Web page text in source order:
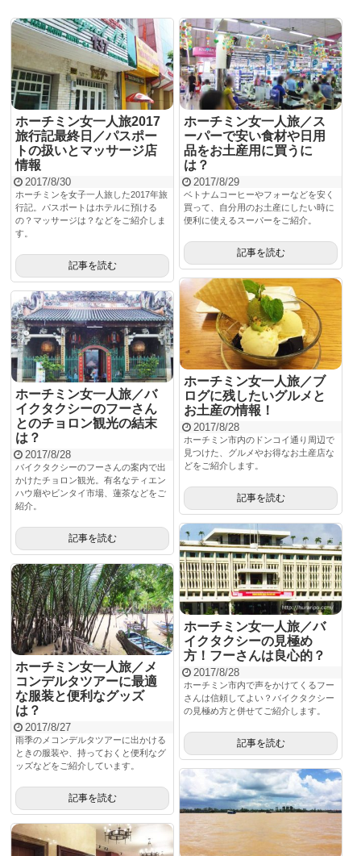
ホーチミン女一人旅2017
旅行記最終日／パスポー
トの扱いとマッサージ店
情報
2017/8/30
ホーチミンを女子一人旅した2017年旅
行記。パスポートはホテルに預ける
の？マッサージは？などをご紹介しま
す。
記事を読む
ホーチミン女一人旅／ス
ーパーで安い食材や日用
品をお土産用に買うに
は？
2017/8/29
ベトナムコーヒーやフォーなどを安く
買って、自分用のお土産にしたい時に
便利に使えるスーパーをご紹介。
記事を読む
ホーチミン女一人旅／ブ
ログに残したいグルメと
お土産の情報！
2017/8/28
ホーチミン市内のドンコイ通り周辺で
見つけた、グルメやお得なお土産店な
どをご紹介します。
記事を読む
ホーチミン女一人旅／バ
イクタクシーのフーさん
とのチョロン観光の結末
は？
2017/8/28
バイクタクシーのフーさんの案内で出
かけたチョロン観光。有名なティエン
ハウ廟やビンタイ市場、蓮茶などをご
紹介。
記事を読む
ホーチミン女一人旅／バ
イクタクシーの見極め
方！フーさんは良心的？
2017/8/28
ホーチミン市内で声をかけてくるフー
さんは信頼してよい？バイクタクシー
の見極め方と併せてご紹介します。
記事を読む
ホーチミン女一人旅／メ
コンデルタツアーに最適
な服装と便利なグッズ
は？
2017/8/27
雨季のメコンデルタツアーに出かける
ときの服装や、持っておくと便利なグ
ッズなどをご紹介しています。
記事を読む